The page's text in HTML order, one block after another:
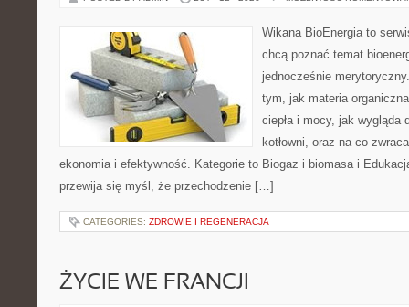
Wikana BioEnergia to
chcą poznać temat
jednocześnie
tym, jak materia
ciepła i mocy, jak wygląda
kotłowni, oraz na co
ekonomia i efektywność. Kategorie to Biogaz i biomasa i
przewija się myśl, że przechodzenie […]
CATEGORIES: ZDROWIE I REGENERACJA
ŻYCIE WE FRANCJI